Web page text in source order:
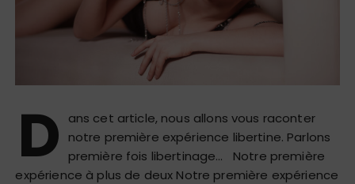
D
ans cet article, nous allons vous raconter
notre première expérience libertine. Parlons
première fois libertinage… Notre première
expérience à plus de deux Notre première expérience